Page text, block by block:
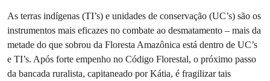
As terras indígenas (TI’s) e unidades de conservação (UC’s) são os
instrumentos mais eficazes no combate ao desmatamento – mais da
metade do que sobrou da Floresta Amazônica está dentro de UC’s
e TI’s. Após forte empenho no Código Florestal, o próximo passo
da bancada ruralista, capitaneado por Kátia, é fragilizar tais